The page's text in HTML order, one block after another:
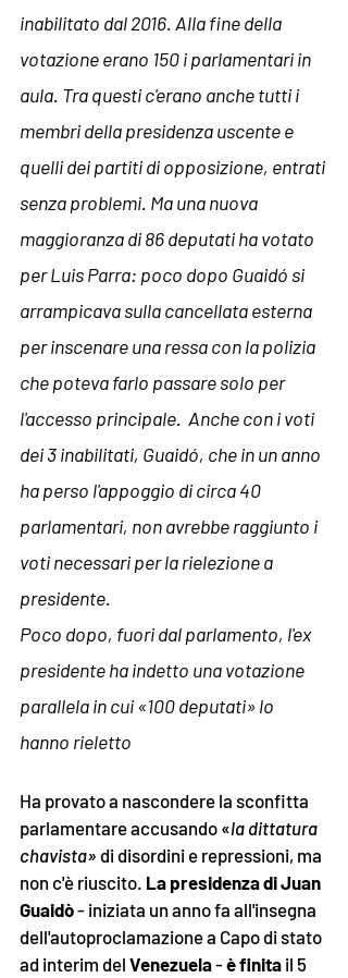
inabilitato dal 2016. Alla fine della
votazione erano 150 i parlamentari in
aula. Tra questi c'erano anche tutti i
membri della presidenza uscente e
quelli dei partiti di opposizione, entrati
senza problemi. Ma una nuova
maggioranza di 86 deputati ha votato
per Luis Parra: poco dopo Guaidó si
arrampicava sulla cancellata esterna
per inscenare una ressa con la polizia
che poteva farlo passare solo per
l'accesso principale.  Anche con i voti
dei 3 inabilitati, Guaidó, che in un anno
ha perso l'appoggio di circa 40
parlamentari, non avrebbe raggiunto i
voti necessari per la rielezione a
presidente.
Poco dopo, fuori dal parlamento, l'ex
presidente ha indetto una votazione
parallela in cui «100 deputati» lo
hanno rieletto
Ha provato a nascondere la sconfitta
parlamentare accusando «la dittatura
chavista» di disordini e repressioni, ma
non c'è riuscito. La presidenza di Juan
Guaidò - iniziata un anno fa all'insegna
dell'autoproclamazione a Capo di stato
ad interim del Venezuela - è finita il 5